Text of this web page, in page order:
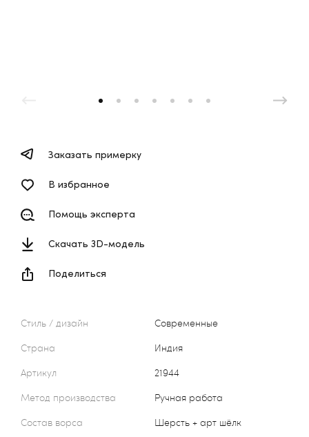
Стиль / дизайн
Современные
Страна
Индия
Артикул
21944
Метод производства
Ручная работа
Состав ворса
Шерсть + арт шёлк
Заказать примерку
В избранное
Помощь эксперта
Скачать 3D-модель
Поделиться